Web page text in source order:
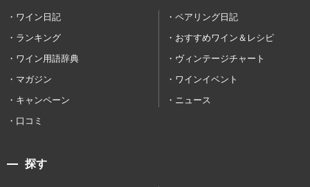
ワイン日記
ペアリング日記
ランキング
おすすめワイン＆レシピ
ワイン用語辞典
ヴィンテージチャート
マガジン
ワインイベント
キャンペーン
ニュース
口コミ
探す